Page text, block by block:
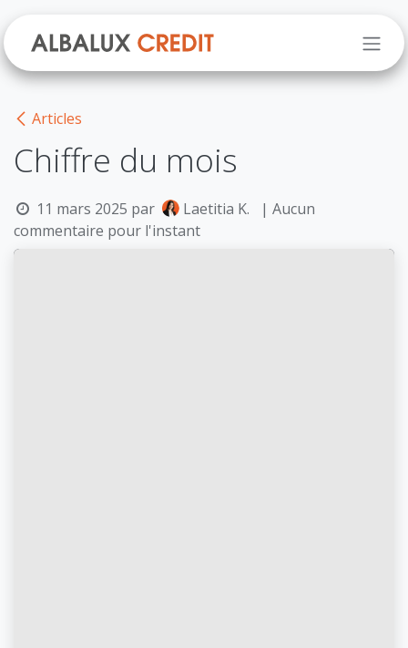
Articles
Chiffre du mois
11 mars 2025 par Laetitia K.
| Aucun
commentaire pour l'instant